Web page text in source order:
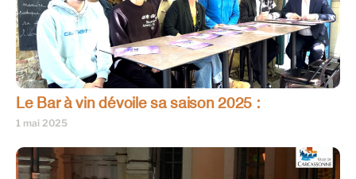
Le Bar à vin dévoile sa saison 2025 :
1 mai 2025